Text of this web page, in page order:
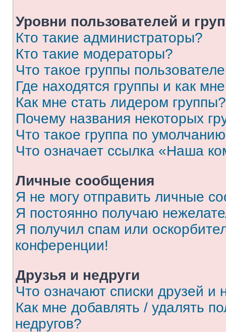
Уровни пользователей и
Кто такие администраторы?
Кто такие модераторы?
Что такое группы
Где находятся группы и как
Как мне стать лидером группы?
Почему названия некоторых
Что такое группа по
Что означает ссылка «Наша
Личные сообщения
Я не могу отправить личные
Я постоянно получаю
Я получил спам или
конференции!
Друзья и недруги
Что означают списки друзей и
Как мне добавлять / удалять
недругов?